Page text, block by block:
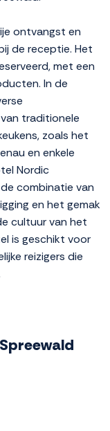
ontvangst en
de receptie. Het
met een
In de
traditionele
zoals het
en enkele
Nordic
combinatie van
en het gemak
cultuur van het
is geschikt voor
reizigers die